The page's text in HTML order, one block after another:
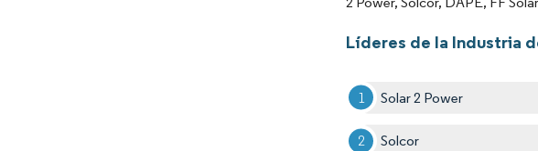
Líderes de la Industria
Solar 2 Power
Solcor